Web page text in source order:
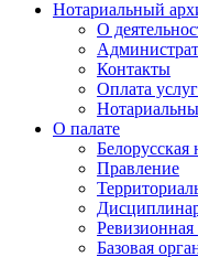
Нотариальный
О
Контакты
Оплата услуг
О палате
Белорусская
Правление
Базовая